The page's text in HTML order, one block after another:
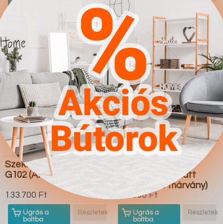
Butor1.hu
Szekrény Providence
G102 (Arany tölgy)
133.700 Ft
Ugrás a
boltba
Részletek
Hartford 244 (Matt
fehér Fehér márvány)
294.500 Ft
Ugrás a
boltba
Részletek